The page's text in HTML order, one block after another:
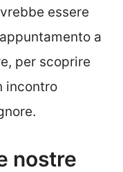
essere
a
per scoprire
incontro
nostre